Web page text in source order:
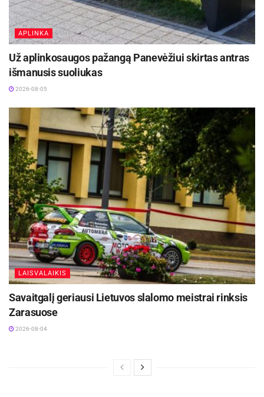
APLINKA
Už aplinkosaugos pažangą Panevėžiui skirtas antras
išmanusis suoliukas
2026-08-05
LAISVALAIKIS
Savaitgalį geriausi Lietuvos slalomo meistrai rinksis
Zarasuose
2026-08-04